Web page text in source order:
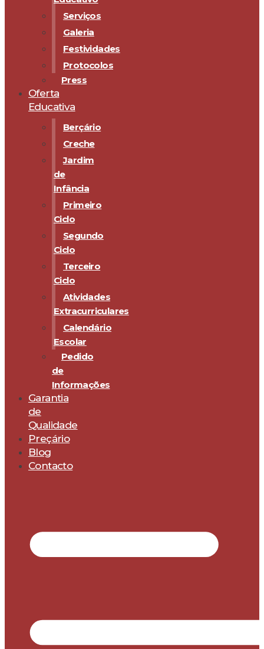
Serviços
Galeria
Festividades
Protocolos
Press
Oferta
Educativa
Berçário
Creche
Jardim
de
Infância
Primeiro
Ciclo
Segundo
Ciclo
Terceiro
Ciclo
Atividades
Extracurriculares
Calendário
Escolar
Pedido
de
Informações
Garantia
de
Qualidade
Preçário
Blog
Contacto